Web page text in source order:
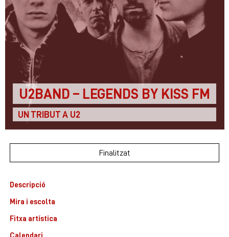
U2BAND – LEGENDS BY KISS FM
UN TRIBUT A U2
Finalitzat
Descripció
Mira i escolta
Fitxa artística
Calendari